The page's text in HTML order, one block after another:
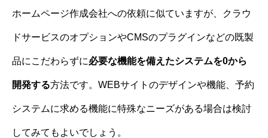
ホームページ作成会社への依頼に似ていますが、クラウ
ドサービスのオプションやCMSのプラグインなどの既製
品にこだわらずに必要な機能を備えたシステムを0から
開発する方法です。WEBサイトのデザインや機能、予約
システムに求める機能に特殊なニーズがある場合は検討
してみてもよいでしょう。